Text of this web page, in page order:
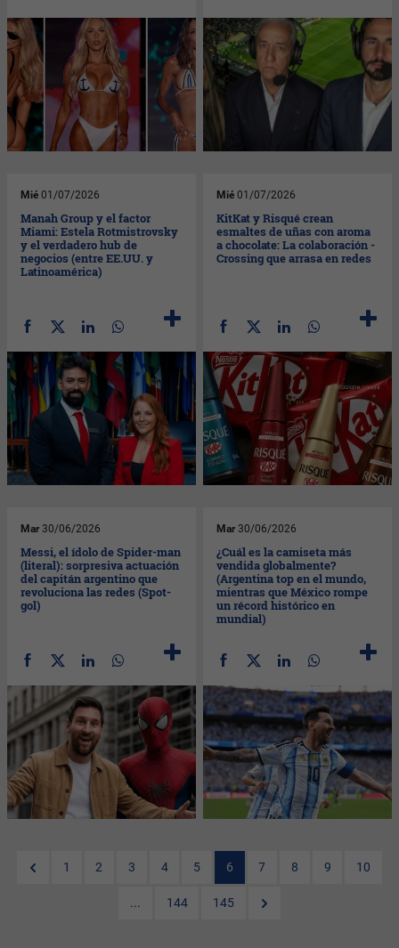
Mié 01/07/2026
Manah Group y el factor
Miami: Estela Rotmistrovsky
y el verdadero hub de
negocios (entre EE.UU. y
Latinoamérica)
Mié 01/07/2026
KitKat y Risqué crean
esmaltes de uñas con aroma
a chocolate: La colaboración -
Crossing que arrasa en redes
Mar 30/06/2026
Messi, el ídolo de Spider-man
(literal): sorpresiva actuación
del capitán argentino que
revoluciona las redes (Spot-
gol)
Mar 30/06/2026
¿Cuál es la camiseta más
vendida globalmente?
(Argentina top en el mundo,
mientras que México rompe
un récord histórico en
mundial)
1 2 3 4 5 6 7 8 9 10
... 144 145